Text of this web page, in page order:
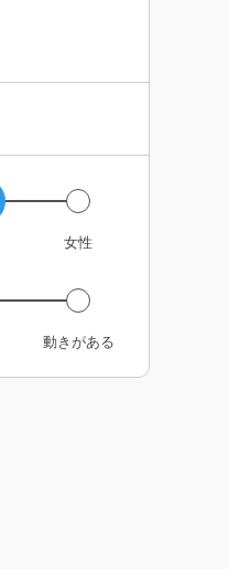
女性
動きがある